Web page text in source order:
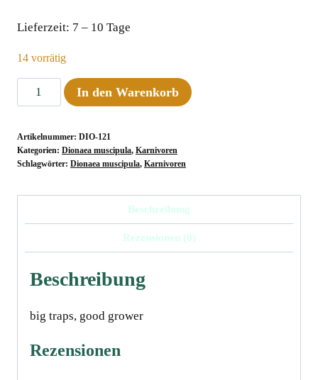
Lieferzeit: 7 – 10 Tage
14 vorrätig
Dionaea
muscipula
Menge
In den Warenkorb
Artikelnummer: DIO-121
Kategorien: Dionaea muscipula, Karnivoren
Schlagwörter: Dionaea muscipula, Karnivoren
Beschreibung
Rezensionen (0)
Beschreibung
big traps, good grower
Rezensionen